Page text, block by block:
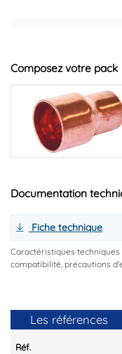
Composez votre pack
Documentation
Fiche technique
Caractéristiques
compatibilité, précautions
Les références
Réf.